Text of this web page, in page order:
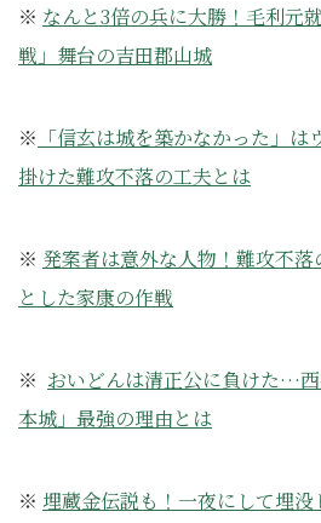
※ なんと3倍の兵に大勝！毛利元
戦」舞台の吉田郡山城
※ 「信玄は城を築かなかった」
掛けた難攻不落の工夫とは
※ 発案者は意外な人物！難攻不
とした家康の作戦
※ おいどんは清正公に負けた…
本城」最強の理由とは
※ 埋蔵金伝説も！一夜にして埋没